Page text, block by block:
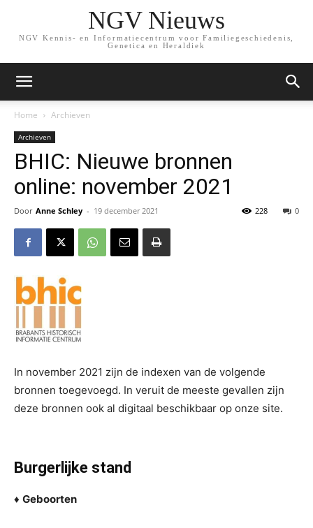
NGV Nieuws
NGV Kennis- en Informatiecentrum voor Familiegeschiedenis,
Genetica en Heraldiek
Home Archieven
Archieven
BHIC: Nieuwe bronnen
online: november 2021
Door Anne Schley - 19 december 2021 0
228
In november 2021 zijn de indexen van de volgende
bronnen toegevoegd. In veruit de meeste gevallen zijn
deze bronnen ook al digitaal beschikbaar op onze site.
Burgerlijke stand
♦ Geboorten